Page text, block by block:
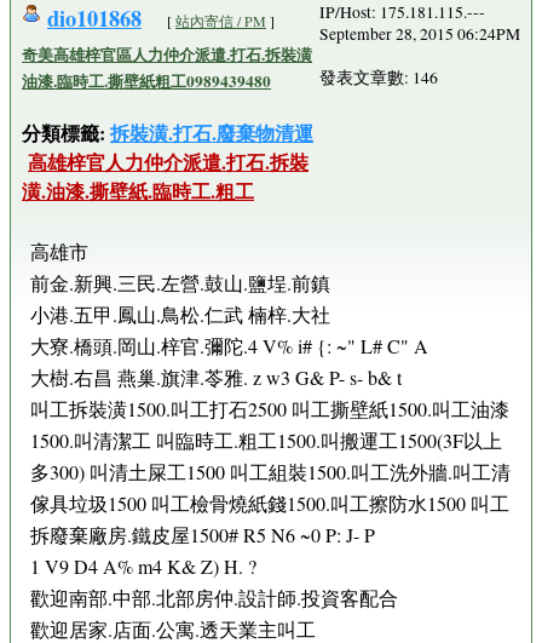
dio101868 [站內寄信 / PM ]
奇美高雄梓官區人力仲介派遣.打石.拆裝潢
油漆.臨時工.撕壁紙粗工0989439480
分類標籤: 拆裝潢.打石.廢棄物清運
高雄梓官人力仲介派遣.打石.拆裝
潢.油漆.撕壁紙.臨時工.粗工
IP/Host: 175.181.115.---
September 28, 2015 06:24PM
發表文章數: 146
高雄市
前金.新興.三民.左營.鼓山.鹽埕.前鎮
小港.五甲.鳳山.鳥松.仁武 楠梓.大社
大寮.橋頭.岡山.梓官.彌陀.4 V% i# {: ~" L# C" A
大樹.右昌 燕巢.旗津.苓雅. z w3 G& P- s- b& t
叫工拆裝潢1500.叫工打石2500 叫工撕壁紙1500.叫工油漆
1500.叫清潔工 叫臨時工.粗工1500.叫搬運工1500(3F以上
多300) 叫清土屎工1500 叫工組裝1500.叫工洗外牆.叫工清
傢具垃圾1500 叫工檢骨燒紙錢1500.叫工擦防水1500 叫工
拆廢棄廠房.鐵皮屋1500# R5 N6 ~0 P: J- P
1 V9 D4 A% m4 K& Z) H. ?
歡迎南部.中部.北部房仲.設計師.投資客配合
歡迎居家.店面.公寓.透天業主叫工